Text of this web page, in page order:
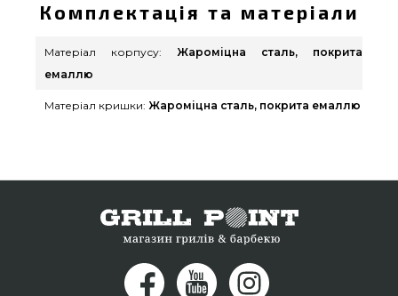
Комплектація та матеріали
Матеріал корпусу:
Жароміцна сталь, покрита
емаллю
Матеріал кришки: Жароміцна сталь, покрита емаллю